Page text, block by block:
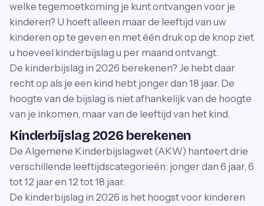
welke tegemoetkoming je kunt ontvangen voor je
kinderen? U hoeft alleen maar de leeftijd van uw
kinderen op te geven en met één druk op de knop ziet
u hoeveel kinderbijslag u per maand ontvangt.
De kinderbijslag in 2026 berekenen? Je hebt daar
recht op als je een kind hebt jonger dan 18 jaar. De
hoogte van de bijslag is niet afhankelijk van de hoogte
van je inkomen, maar van de leeftijd van het kind.
Kinderbijslag 2026 berekenen
De Algemene Kinderbijslagwet (AKW) hanteert drie
verschillende leeftijdscategorieën: jonger dan 6 jaar, 6
tot 12 jaar en 12 tot 18 jaar.
De kinderbijslag in 2026 is het hoogst voor kinderen